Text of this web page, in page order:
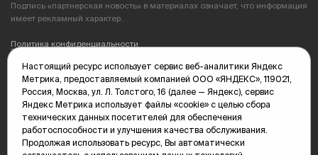
Подпись «партнерская новость» в материалах означает, что информация
имеет рекламный характер.
Политика конфиденциальности
Редакция: 625035, Тюмень, пр. Геологоразведчиков, 28А
(3452) 68-89-05
edit@vsluh.ru
Главный редактор: Панкина Т.Ю.
kika@vsluh.ru
Настоящий ресурс использует сервис веб-аналитики Яндекс
Метрика, предоставляемый компанией ООО «ЯНДЕКС», 119021,
Россия, Москва, ул. Л. Толстого, 16 (далее — Яндекс), сервис
Яндекс Метрика использует файлы «cookie» с целью сбора
технических данных посетителей для обеспечения
работоспособности и улучшения качества обслуживания.
Продолжая использовать ресурс, Вы автоматически